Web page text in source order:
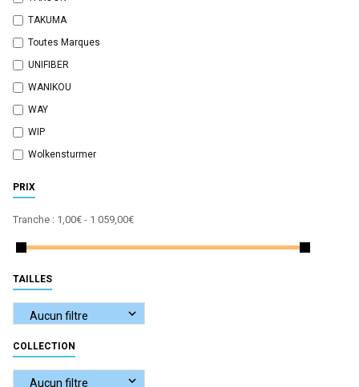
TAKUMA
Toutes Marques
UNIFIBER
WANIKOU
WAY
WIP
Wolkensturmer
PRIX
Tranche : 1,00€ - 1 059,00€
TAILLES
COLLECTION